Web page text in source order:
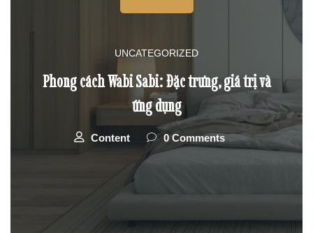
UNCATEGORIZED
Phong cách Wabi Sabi: Đặc trưng, giá trị và
ứng dụng
Content 0 Comments